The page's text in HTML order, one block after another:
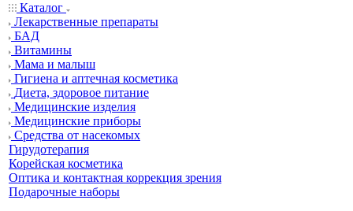
Каталог
Лекарственные препараты
БАД
Витамины
Мама и малыш
Гигиена и аптечная косметика
Диета, здоровое питание
Медицинские изделия
Медицинские приборы
Средства от насекомых
Гирудотерапия
Корейская косметика
Оптика и контактная коррекция зрения
Подарочные наборы